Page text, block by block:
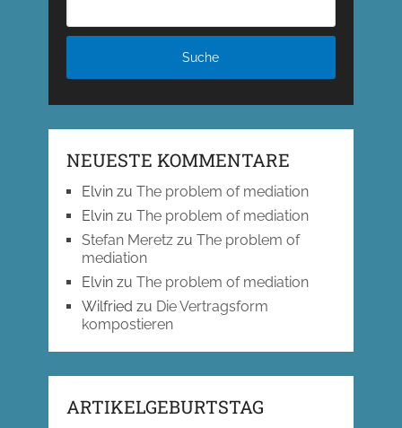
NEUESTE KOMMENTARE
Elvinzu The problem of mediation
Elvinzu The problem of mediation
Stefan Meretzzu The problem of
mediation
Elvinzu The problem of mediation
Wilfried zu Die Vertragsform
kompostieren
ARTIKELGEBURTSTAG